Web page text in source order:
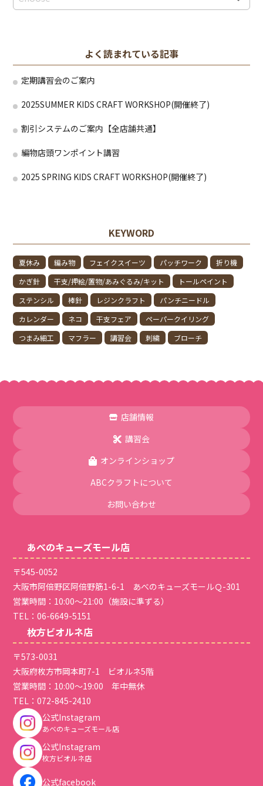
よく読まれている記事
定期講習会のご案内
2025SUMMER KIDS CRAFT WORKSHOP(開催終了)
割引システムのご案内【全店舗共通】
編物店頭ワンポイント講習
2025 SPRING KIDS CRAFT WORKSHOP(開催終了)
KEYWORD
夏休み 編み物 フェイクスイーツ パッチワーク
折り機
かぎ針
干支/押絵/置物/あみぐるみ/キット
トールペイント
ステンシル
棒針 レジンクラフト
パンチニードル
カレンダー
ネコ 干支フェア
ペーパークイリング
つまみ細工
マフラー 講習会 刺繍 ブローチ
店舗情報
講習会
オンラインショップ
ABCクラフトについて
お問い合わせ
あべのキューズモール店
〒545-0052
大阪市阿倍野区阿倍野筋1-6-1 あべのキューズモールＱ-301
営業時間：10:00～21:00（施設に準ずる）
TEL：06-6649-5151
枚方ビオルネ店
〒573-0031
大阪府枚方市岡本町7-1 ビオルネ5階
営業時間：10:00～19:00 年中無休
TEL：072-845-2410
公式Instagram
あべのキューズモール店
公式Instagram
枚方ビオルネ店
公式facebook